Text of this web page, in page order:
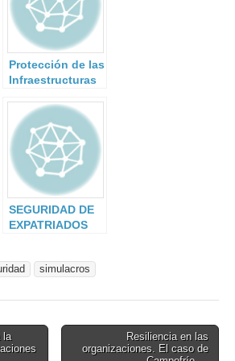
Protección de las
Infraestructuras
SEGURIDAD DE
EXPATRIADOS
simulacros
la
Resiliencia en las
organizaciones. El caso de